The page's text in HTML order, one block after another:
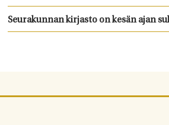
Seurakunnan kirjasto on kesän ajan